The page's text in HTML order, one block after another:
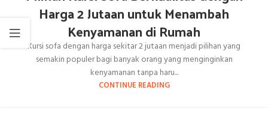
Harga 2 Jutaan untuk Menambah
Kenyamanan di Rumah
Kursi sofa dengan harga sekitar 2 jutaan menjadi pilihan yang
semakin populer bagi banyak orang yang menginginkan
kenyamanan tanpa haru...
CONTINUE READING